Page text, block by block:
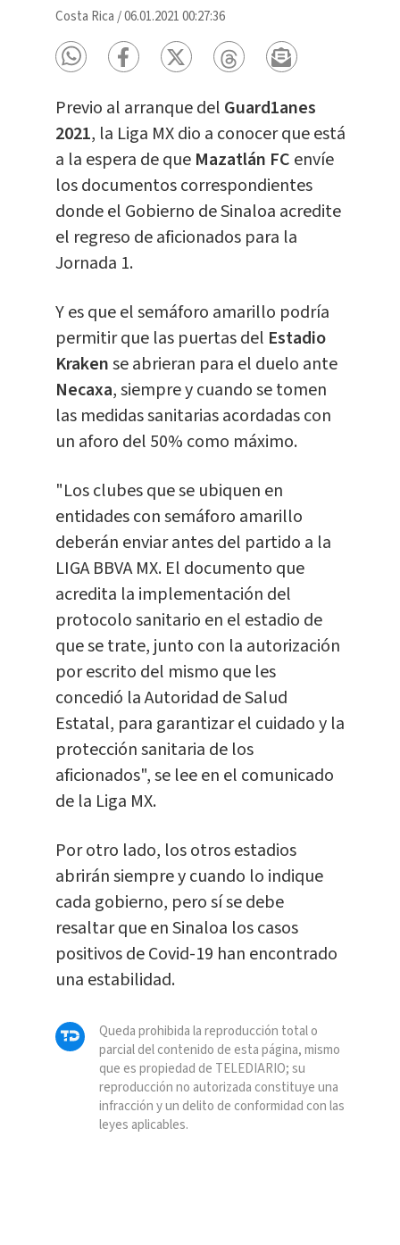
Costa Rica /06.01.2021 00:27:36
Previo al arranque del Guard1anes
2021, la Liga MX dio a conocer que está
a la espera de que Mazatlán FC envíe
los documentos correspondientes
donde el Gobierno de Sinaloa acredite
el regreso de aficionados para la
Jornada 1.
Y es que el semáforo amarillo podría
permitir que las puertas del Estadio
Krakense abrieran para el duelo ante
Necaxa, siempre y cuando se tomen
las medidas sanitarias acordadas con
un aforo del 50% como máximo.
"Los clubes que se ubiquen en
entidades con semáforo amarillo
deberán enviar antes del partido a la
LIGA BBVA MX. El documento que
acredita la implementación del
protocolo sanitario en el estadio de
que se trate, junto con la autorización
por escrito del mismo que les
concedió la Autoridad de Salud
Estatal, para garantizar el cuidado y la
protección sanitaria de los
aficionados", se lee en el comunicado
de la Liga MX.
Por otro lado, los otros estadios
abrirán siempre y cuando lo indique
cada gobierno, pero sí se debe
resaltar que en Sinaloa los casos
positivos de Covid-19 han encontrado
una estabilidad.
Queda prohibida la reproducción total o
parcial del contenido de esta página, mismo
que es propiedad de TELEDIARIO; su
reproducción no autorizada constituye una
infracción y un delito de conformidad con las
leyes aplicables.